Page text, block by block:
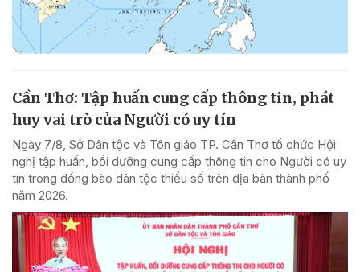
Cần Thơ: Tập huấn cung cấp thông tin, phát
huy vai trò của Người có uy tín
Ngày 7/8, Sở Dân tộc và Tôn giáo TP. Cần Thơ tổ chức Hội
nghị tập huấn, bồi dưỡng cung cấp thông tin cho Người có uy
tín trong đồng bào dân tộc thiểu số trên địa bàn thành phố
năm 2026.